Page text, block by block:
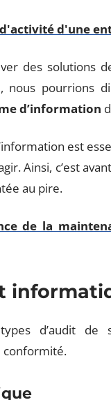
d'une
des solutions
nous pourrions
d’information
est
Ainsi, c’est
au pire.
de la
d’audit de
conformité.